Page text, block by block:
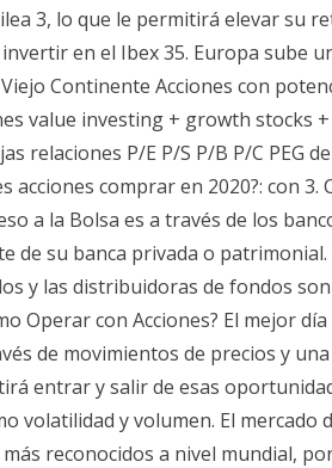
3, lo que le permitirá elevar su
en el Ibex 35. Europa sube
Continente Acciones con
value investing + growth stocks +
relaciones P/E P/S P/B P/C PEG
acciones comprar en 2020?: con 3.
a la Bolsa es a través de los
de su banca privada o patrimonial.
y las distribuidoras de fondos
Operar con Acciones? El mejor
de movimientos de precios y
entrar y salir de esas
volatilidad y volumen. El mercado
reconocidos a nivel mundial,